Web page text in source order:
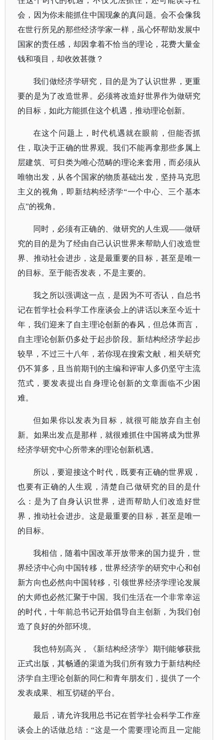
会，因为你未能抓住中国现象的真问题。会不会像我
在世行所见的那些经济学家一样，虽心怀帮助发展中
国家的责任感，却因拿着不恰当的理论，花费大量金
钱和项目，却收效甚微？
我们做经济学研究，目的是为了认识世界，更重
要的是为了改造世界。 必须将改造好世界作为做研究
的目标，如此方能抓住这个机遇，推动理论创新。
在这个问题上，时代机遇就在眼前，但能否抓
住，取决于正确的世界观。我们不能再拿那些多属上
层建筑、可归类为唯心范畴的理论来套用，而必须从
唯物出发，从各个国家的物质基础出发，坚持马克思
主义的视角，即新结构经济学“一个中心、三个基本
点”的视角。
同时， 必须有正确的、做研究的人生观——做研
究的目的是为了经由自己认识世界来帮助人们改造世
界、推动社会进步，这是最重要的目标，甚至是唯一
的目标。至于能否发表，不是主要的。
我之所以强调这一点，是因为不可否认，自总书
记在哲学社会科学工作座谈会上的讲话以来至今近十
年，我们迎来了自主理论创新的春风，但总体而言，
自主理论创新仍多处于起步阶段。新结构经济学起步
较早，不过三十八年，若你现在搜索文献，相关研究
仍不算多，且当前期刊的主编和评审人多仍坚守主流
范式，要发表提出自身理论创新的文章面临不少困
难。
但如果你以发表为目标，就很可能放弃自主创
新。如果出发点是那样，就很难抓住中国将成为世界
经济学研究中心所带来的理论创新机遇。
所以， 要迎接这个时代，既要有正确的世界观，
也要有正确的人生观，清楚自己做研究的目的是什
么：是为了自身认识世界，进而帮助人们改造好世
界，推动社会进步。这是最重要的目标，甚至是唯一
的目标。
我相信，随着中国改革开放带来的国力提升，世
界经济中心向中国转移，世界经济学的研究中心和创
新方向也必然向中国转移，引领世界经济学理论发展
的大师也必然汇聚于中国。我们生活在一个非常幸运
的时代，十年前总书记开始倡导自主创新，为我们创
造了良好的外部环境。
我也特别高兴，《新结构经济学》期刊能够获批
正式出版，其畅通的渠道为我们所有致力于新结构经
济学自主理论创新的同仁和青年朋友们，提供了一个
发表成果、相互切磋的平台。
最后，请允许我用总书记在哲学社会科学工作座
谈会上的话做总结：“这是一个需要理论而且一定能